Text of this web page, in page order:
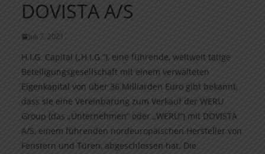
DOVISTA A/S
Juli 7, 2021
H.I.G. Capital („H.I.G.“), eine führende, weltweit tätige
Beteiligungsgesellschaft mit einem verwalteten
Eigenkapital von über 36 Milliarden Euro gibt bekannt,
dass sie eine Vereinbarung zum Verkauf der WERU
Group (das „Unternehmen“ oder „WERU“) mit DOVISTA
A/S, einem führenden nordeuropäischen Hersteller von
Fenstern und Türen, abgeschlossen hat. Die